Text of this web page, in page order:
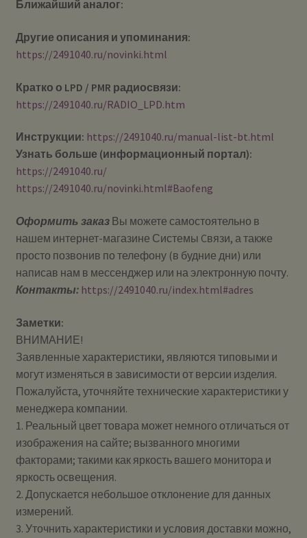
Ближайший аналог:
Другие описания и упоминания:
https://2491040.ru/novinki.html
Кратко о LPD / PMR радиосвязи:
https://2491040.ru/RADIO_LPD.htm
Инструкции: https://2491040.ru/manual-list-bt.html
Узнать больше (информационный портал):
https://2491040.ru/
https://2491040.ru/novinki.html#Baofeng
Оформить заказВы можете самостоятельно в
нашем интернет-магазине Системы Cвязи, а также
просто позвонив по телефону (в будние дни) или
написав нам в мессенджер или на электронную почту.
Контакты: https://2491040.ru/index.html#adres
Заметки:
ВНИМАНИЕ!
Заявленные характеристики, являются типовыми и
могут изменяться в зависимости от версии изделия.
Пожалуйста, уточняйте технические характеристики у
менеджера компании.
1. Реальный цвет товара может немного отличаться от
изображения на сайте; вызванного многими
факторами; такими как яркость вашего монитора и
яркость освещения.
2. Допускается небольшое отклонение для данных
измерений.
3. Уточнить характеристики и условия доставки можно,